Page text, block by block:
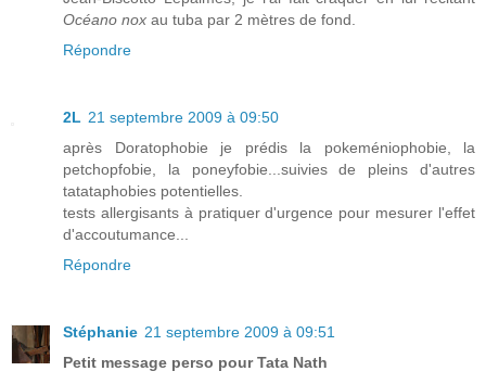
Océano nox au tuba par 2 mètres de fond.
Répondre
2L 21 septembre 2009 à 09:50
après Doratophobie je prédis la pokeméniophobie, la
petchopfobie, la poneyfobie...suivies de pleins d'autres
tatataphobies potentielles.
tests allergisants à pratiquer d'urgence pour mesurer l'effet
d'accoutumance...
Répondre
Stéphanie 21 septembre 2009 à 09:51
Petit message perso pour Tata Nath